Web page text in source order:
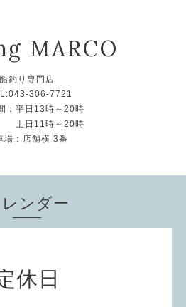
MARCO
船釣り専門店
306-7721
：平日13時～20時
11時～20時
場：店舗横 3番
ンダー
休日